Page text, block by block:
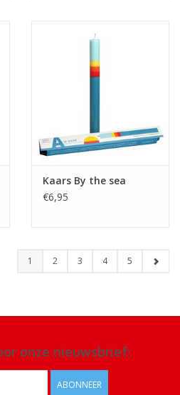
Kaars By the sea
€6,95
1 2 3 4 5
onze nieuwsbrief:
ABONNEER